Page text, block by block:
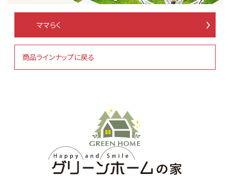
ママらく
商品ラインナップに戻る